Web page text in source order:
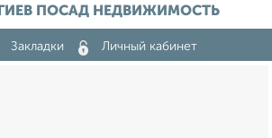
ПОСАД НЕДВИЖИМОСТЬ
Закладки Личный кабинет